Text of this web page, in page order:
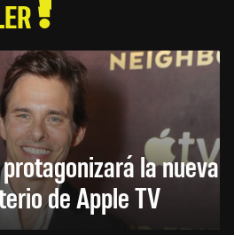
la nueva
de Apple TV